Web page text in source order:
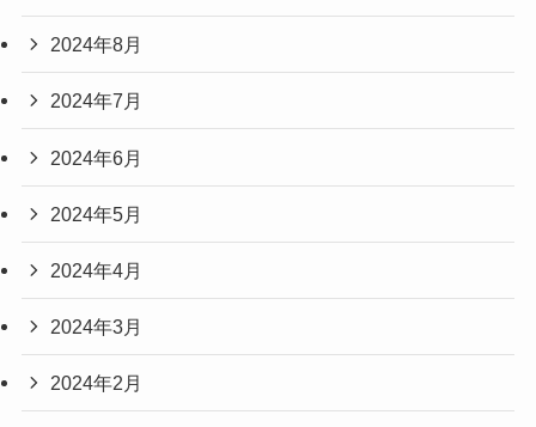
2024年8月
2024年7月
2024年6月
2024年5月
2024年4月
2024年3月
2024年2月